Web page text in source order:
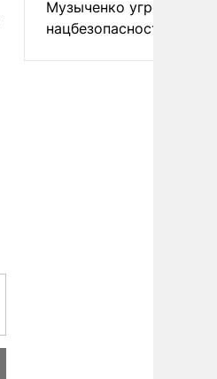
Музыченко угрозой
нацбезопасности